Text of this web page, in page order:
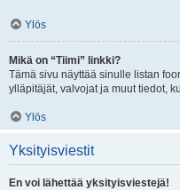
Ylös
Mikä on “Tiimi” linkki?
Tämä sivu näyttää sinulle listan
ylläpitäjät, valvojat ja muut tiedot,
Ylös
Yksityisviestit
En voi lähettää yksityisviestejä!